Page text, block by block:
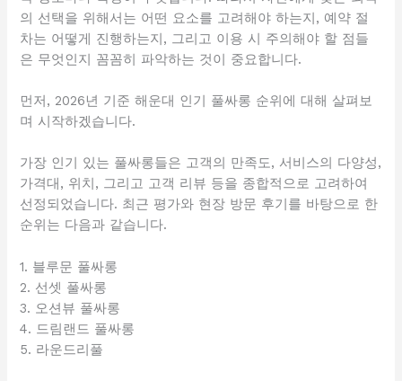
의 선택을 위해서는 어떤 요소를 고려해야 하는지, 예약 절
차는 어떻게 진행하는지, 그리고 이용 시 주의해야 할 점들
은 무엇인지 꼼꼼히 파악하는 것이 중요합니다.
먼저, 2026년 기준 해운대 인기 풀싸롱 순위에 대해 살펴보
며 시작하겠습니다.
가장 인기 있는 풀싸롱들은 고객의 만족도, 서비스의 다양성,
가격대, 위치, 그리고 고객 리뷰 등을 종합적으로 고려하여
선정되었습니다. 최근 평가와 현장 방문 후기를 바탕으로 한
순위는 다음과 같습니다.
1. 블루문 풀싸롱
2. 선셋 풀싸롱
3. 오션뷰 풀싸롱
4. 드림랜드 풀싸롱
5. 라운드리풀